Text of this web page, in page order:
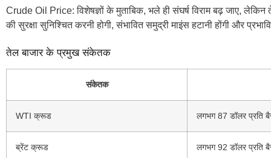
Crude Oil Price: विशेषज्ञों के मुताबिक, भले ही संघर्ष विराम बढ़ जाए, लेकिन
की सुरक्षा सुनिश्चित करनी होगी, संभावित समुद्री माइंस हटानी होंगी और
तेल बाजार के प्रमुख संकेतक
संकेतक
WTI क्रूड लगभग 87 डॉलर प्रति
ब्रेंट क्रूड लगभग 92 डॉलर प्रति